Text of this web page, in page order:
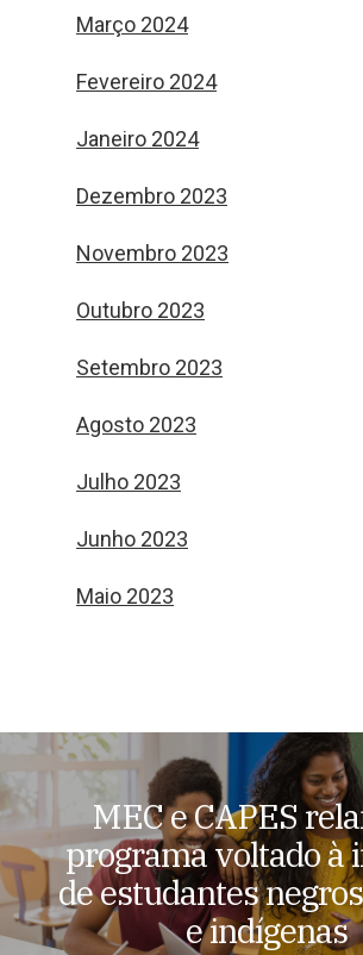
Março 2024
Fevereiro 2024
Janeiro 2024
Dezembro 2023
Novembro 2023
Outubro 2023
Setembro 2023
Agosto 2023
Julho 2023
Junho 2023
Maio 2023
MEC e CAPES
programa voltado à
de estudantes
e indígenas